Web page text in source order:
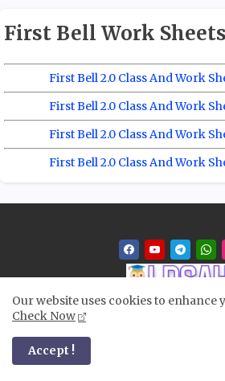
First Bell Work Sheets
First Bell 2.0 Class And Work
First Bell 2.0 Class And Work
First Bell 2.0 Class And Work
First Bell 2.0 Class And Work
ഈ സൈറ്റിൽ പ്രസിദ്ധീകരിച്ച
PDF ആക്കുന്നത് ശ്രദ്ധയിൽ പെട്ടിരിക്കുന്നു
ചില മെറ്റീരിയലുകൾ വിവിധ
നിന്നുള്ളതാണ്. സൈറ്റിൽ പ്രസിദ്ധീരിച്ച
Our website uses cookies to enhance
Check Now
Accept !